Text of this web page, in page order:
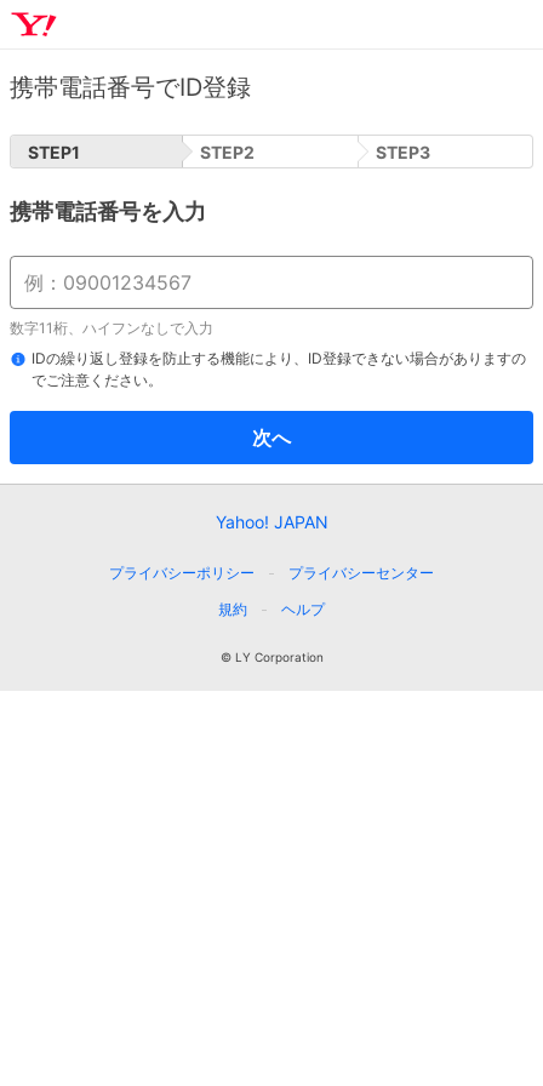
携帯電話番号でID登録
STEP1 STEP2 STEP3
携帯電話番号を入力
数字11桁、ハイフンなしで入力
IDの繰り返し登録を防止する機能により、ID登録できない場合がありますの
でご注意ください。
次へ
Yahoo! JAPAN
プライバシーポリシー
プライバシーセンター
規約
ヘルプ
© LY Corporation